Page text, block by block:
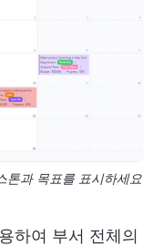
톤과 목표를 표시하세요
하여 부서 전체의